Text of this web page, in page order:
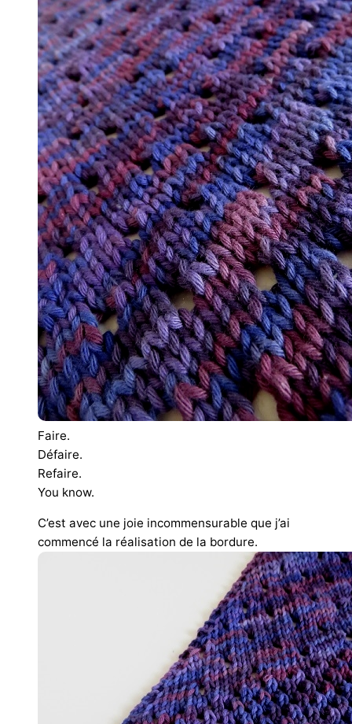
Faire.
Défaire.
Refaire.
You know.
C’est avec une joie incommensurable que j’ai
commencé la réalisation de la bordure.